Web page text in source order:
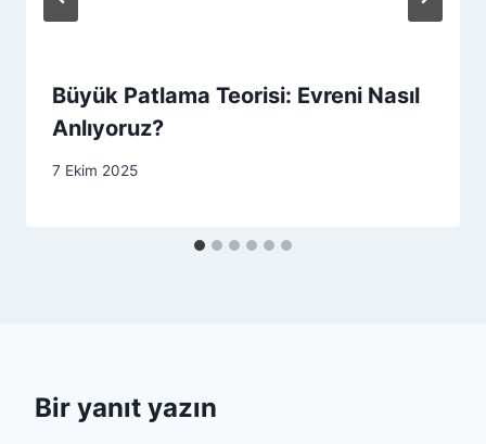
Büyük Patlama Teorisi: Evreni Nasıl
Anlıyoruz?
7 Ekim 2025
Bir yanıt yazın